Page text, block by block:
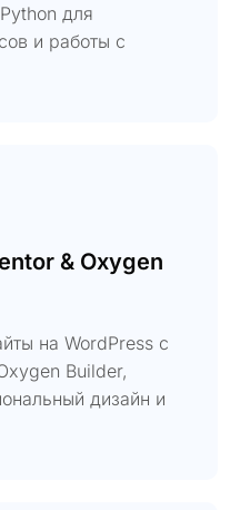
для
и работы с
& Oxygen
на WordPress с
Builder,
дизайн и